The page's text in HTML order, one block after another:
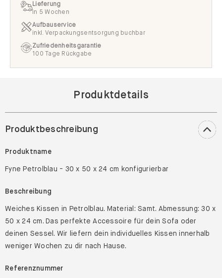
Lieferung
in 5 Wochen
Aufbauservice
inkl. Verpackungsentsorgung buchbar
Zufriedenheitsgarantie
100 Tage Rückgabe
Produktdetails
Produktbeschreibung
Produktname
Fyne Petrolblau - 30 x 50 x 24 cm konfigurierbar
Beschreibung
Weiches Kissen in Petrolblau. Material: Samt. Abmessung: 30 x
50 x 24 cm. Das perfekte Accessoire für dein Sofa oder
deinen Sessel. Wir liefern dein individuelles Kissen innerhalb
weniger Wochen zu dir nach Hause.
Referenznummer